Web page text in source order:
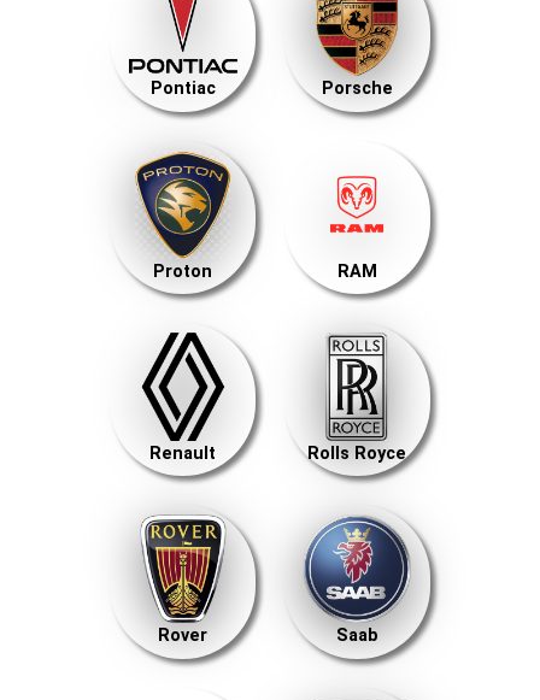
Pontiac Porsche
Proton RAM
Renault Rolls Royce
Rover Saab